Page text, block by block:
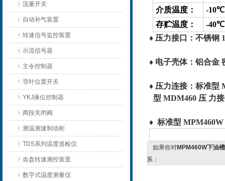
流量开关
自动补气装置
转速信号监控装置
示流信号器
主令控制器
导叶位置开关
YKJ液位控制器
两段关闭阀
测温测速制动柜
TDS系列温度巡检仪
齿盘转速测控装置
数字式温度测量仪
介质温度：
-
存贮温度：
-
♦ 压力接口：不锈钢
♦ 电子壳体：铝合金
♦ 压力连接：标准型
型 MDM460 压 力
♦ 标准型
如果你对MPM460W下油
系：